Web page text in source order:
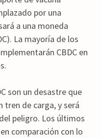
por una
a una moneda
La mayoría de los
CBDC en
son un desastre que
tren de carga, y será
peligro. Los últimos
comparación con lo